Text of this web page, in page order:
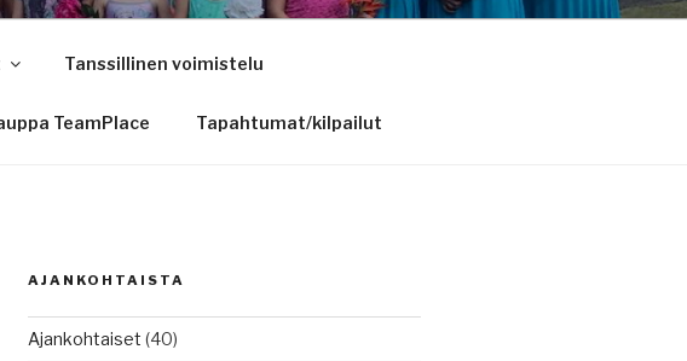
Tanssillinen voimistelu
TeamPlace Tapahtumat/kilpailut
AJANKOHTAISTA
Ajankohtaiset (40)